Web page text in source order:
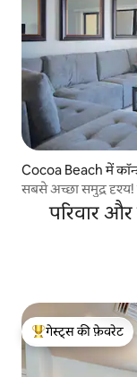
Cocoa Beach में
सबसे अच्छा समुद्र दृश्य!
परिवार
गेस्ट्स का टॉप फ़ेवरेट
गेस्ट्स की फ़ेवरेट